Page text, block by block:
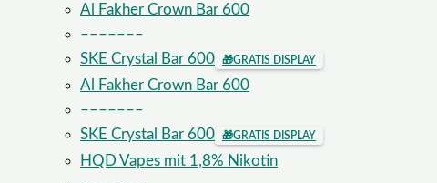
Al Fakher Crown Bar 600
–––––––
SKE Crystal Bar 600
🎁GRATIS DISPLAY
Al Fakher Crown Bar 600
–––––––
SKE Crystal Bar 600
🎁GRATIS DISPLAY
HQD Vapes mit 1,8% Nikotin